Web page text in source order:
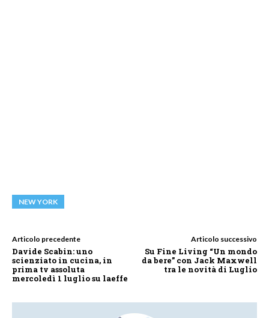
NEW YORK
Articolo precedente
Davide Scabin: uno
scienziato in cucina, in
prima tv assoluta
mercoledì 1 luglio su laeffe
Articolo successivo
Su Fine Living “Un mondo
da bere” con Jack Maxwell
tra le novità di Luglio